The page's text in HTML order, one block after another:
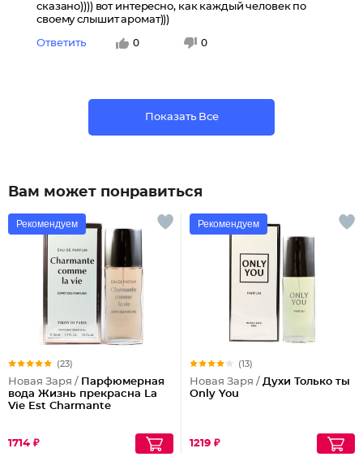
сказано)))) вот интересно, как каждый человек по
своему слышит аромат)))
Ответить 0 0
Показать Все
Вам может понравиться
Рекомендуем
(23)
Новая Заря / Парфюмерная
вода Жизнь прекрасна La
Vie Est Charmante
1714 ₽
Рекомендуем
(13)
Новая Заря / Духи Только ты
Only You
1219 ₽